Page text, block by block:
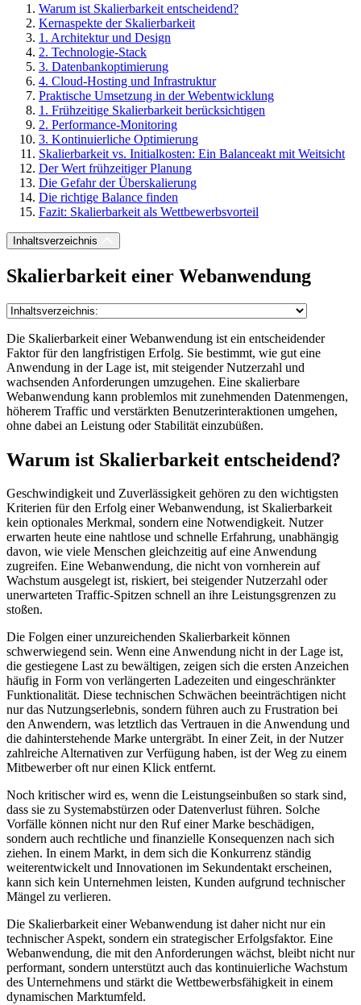
Warum ist Skalierbarkeit entscheidend?
Kernaspekte der Skalierbarkeit
1. Architektur und Design
2. Technologie-Stack
3. Datenbankoptimierung
4. Cloud-Hosting und Infrastruktur
Praktische Umsetzung in der Webentwicklung
1. Frühzeitige Skalierbarkeit berücksichtigen
2. Performance-Monitoring
3. Kontinuierliche Optimierung
Skalierbarkeit vs. Initialkosten: Ein Balanceakt mit Weitsicht
Der Wert frühzeitiger Planung
Die Gefahr der Überskalierung
Die richtige Balance finden
Fazit: Skalierbarkeit als Wettbewerbsvorteil
Inhaltsverzeichnis
Skalierbarkeit einer Webanwendung
Die Skalierbarkeit einer Webanwendung ist ein entscheidender
Faktor für den langfristigen Erfolg. Sie bestimmt, wie gut eine
Anwendung in der Lage ist, mit steigender Nutzerzahl und
wachsenden Anforderungen umzugehen. Eine skalierbare
Webanwendung kann problemlos mit zunehmenden Datenmengen,
höherem Traffic und verstärkten Benutzerinteraktionen umgehen,
ohne dabei an Leistung oder Stabilität einzubüßen.
Warum ist Skalierbarkeit entscheidend?
Geschwindigkeit und Zuverlässigkeit gehören zu den wichtigsten
Kriterien für den Erfolg einer Webanwendung, ist Skalierbarkeit
kein optionales Merkmal, sondern eine Notwendigkeit. Nutzer
erwarten heute eine nahtlose und schnelle Erfahrung, unabhängig
davon, wie viele Menschen gleichzeitig auf eine Anwendung
zugreifen. Eine Webanwendung, die nicht von vornherein auf
Wachstum ausgelegt ist, riskiert, bei steigender Nutzerzahl oder
unerwarteten Traffic-Spitzen schnell an ihre Leistungsgrenzen zu
stoßen.
Die Folgen einer unzureichenden Skalierbarkeit können
schwerwiegend sein. Wenn eine Anwendung nicht in der Lage ist,
die gestiegene Last zu bewältigen, zeigen sich die ersten Anzeichen
häufig in Form von verlängerten Ladezeiten und eingeschränkter
Funktionalität. Diese technischen Schwächen beeinträchtigen nicht
nur das Nutzungserlebnis, sondern führen auch zu Frustration bei
den Anwendern, was letztlich das Vertrauen in die Anwendung und
die dahinterstehende Marke untergräbt. In einer Zeit, in der Nutzer
zahlreiche Alternativen zur Verfügung haben, ist der Weg zu einem
Mitbewerber oft nur einen Klick entfernt.
Noch kritischer wird es, wenn die Leistungseinbußen so stark sind,
dass sie zu Systemabstürzen oder Datenverlust führen. Solche
Vorfälle können nicht nur den Ruf einer Marke beschädigen,
sondern auch rechtliche und finanzielle Konsequenzen nach sich
ziehen. In einem Markt, in dem sich die Konkurrenz ständig
weiterentwickelt und Innovationen im Sekundentakt erscheinen,
kann sich kein Unternehmen leisten, Kunden aufgrund technischer
Mängel zu verlieren.
Die Skalierbarkeit einer Webanwendung ist daher nicht nur ein
technischer Aspekt, sondern ein strategischer Erfolgsfaktor. Eine
Webanwendung, die mit den Anforderungen wächst, bleibt nicht nur
performant, sondern unterstützt auch das kontinuierliche Wachstum
des Unternehmens und stärkt die Wettbewerbsfähigkeit in einem
dynamischen Marktumfeld.